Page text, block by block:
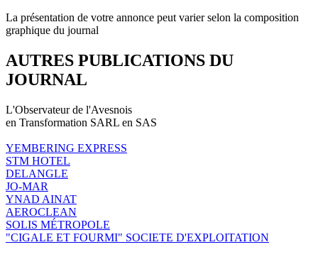
La présentation de votre annonce peut varier selon la composition
graphique du journal
AUTRES PUBLICATIONS DU
JOURNAL
L'Observateur de l'Avesnois
en Transformation SARL en SAS
YEMBERING EXPRESS
STM HOTEL
DELANGLE
JO-MAR
YNAD AINAT
AEROCLEAN
SOLIS MÉTROPOLE
"CIGALE ET FOURMI" SOCIETE D'EXPLOITATION